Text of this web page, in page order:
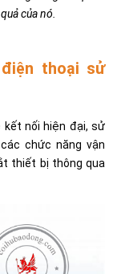
của nó.
thoại sử
kết nối hiện đại, sử
chức năng vận
thiết bị thông qua